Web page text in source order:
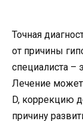
Точная
от причины
специалиста –
Лечение
D, коррекцию
причину